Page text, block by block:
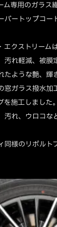
ム専用のガラス
バートップコー
エクストリーム
汚れ軽減、被膜
たような艶、輝
窓ガラス撥水加
を施工しました。
汚れ、ウロコな
同様のリボルト